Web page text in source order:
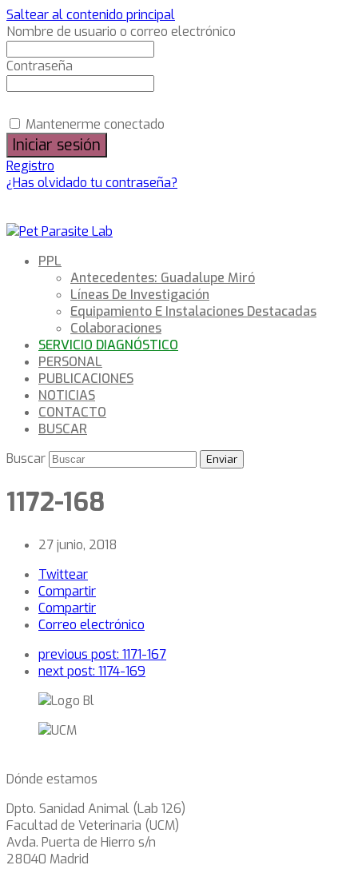
Saltear al contenido principal
Nombre de usuario o correo electrónico
Contraseña
Mantenerme conectado
Registro
¿Has olvidado tu contraseña?
PPL
Antecedentes: Guadalupe Miró
Líneas De Investigación
Equipamiento E Instalaciones Destacadas
Colaboraciones
SERVICIO DIAGNÓSTICO
PERSONAL
PUBLICACIONES
NOTICIAS
CONTACTO
BUSCAR
Buscar
Enviar
1172-168
27 junio, 2018
Twittear
Compartir
Compartir
Correo electrónico
previous post: 1171-167
next post: 1174-169
Dónde estamos
Dpto. Sanidad Animal (Lab 126)
Facultad de Veterinaria (UCM)
Avda. Puerta de Hierro s/n
28040 Madrid